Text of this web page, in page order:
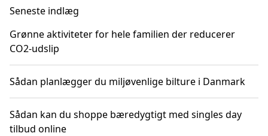
Seneste indlæg
Grønne aktiviteter for hele familien der reducerer
CO2-udslip
Sådan planlægger du miljøvenlige bilture i Danmark
Sådan kan du shoppe bæredygtigt med singles day
tilbud online